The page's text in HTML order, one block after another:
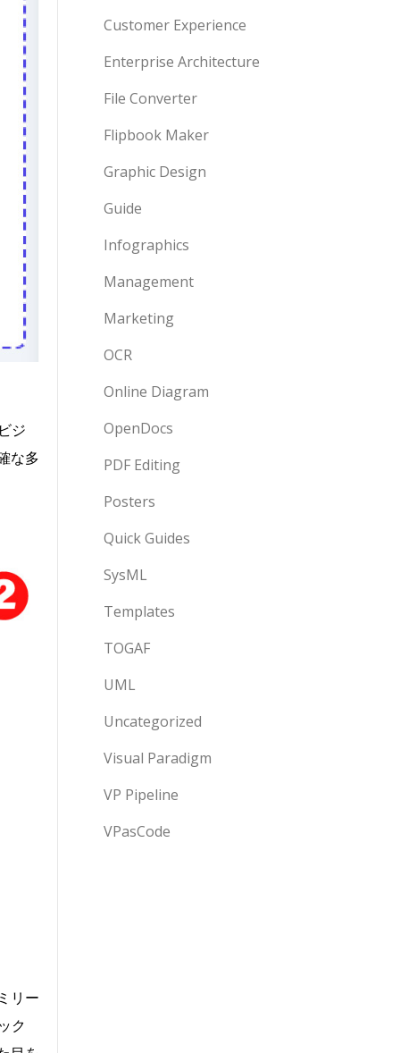
ジ
な多
リー
ク
Customer Experience
Enterprise Architecture
File Converter
Flipbook Maker
Graphic Design
Guide
Infographics
Management
Marketing
OCR
Online Diagram
OpenDocs
PDF Editing
Posters
Quick Guides
SysML
Templates
TOGAF
UML
Uncategorized
Visual Paradigm
VP Pipeline
VPasCode